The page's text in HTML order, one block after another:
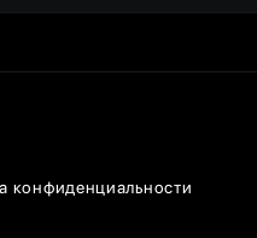
конфиденциальности